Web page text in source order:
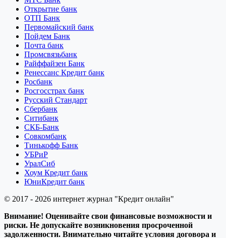
Открытие банк
ОТП Банк
Первомайский банк
Пойдем Банк
Почта банк
Промсвязьбанк
Райффайзен Банк
Ренессанс Кредит банк
Росбанк
Росгосстрах банк
Русский Стандарт
Сбербанк
Ситибанк
СКБ-Банк
Совкомбанк
Тинькофф Банк
УБРиР
УралСиб
Хоум Кредит банк
ЮниКредит банк
© 2017 - 2026 интернет журнал "Кредит онлайн"
Внимание! Оценивайте свои финансовые возможности и
риски. Не допускайте возникновения просроченной
задолженности. Внимательно читайте условия договора и